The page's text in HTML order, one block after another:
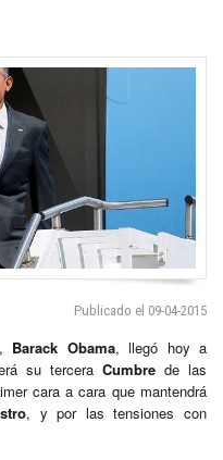
Publicado el 09-04-2015
Barack Obama, llegó hoy a
su tercera Cumbre de las
cara a cara que mantendrá
, y por las tensiones con